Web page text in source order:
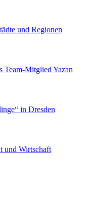
und Regionen
Team-Mitglied Yazan
in Dresden
und Wirtschaft